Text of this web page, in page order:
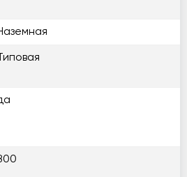
Типовая